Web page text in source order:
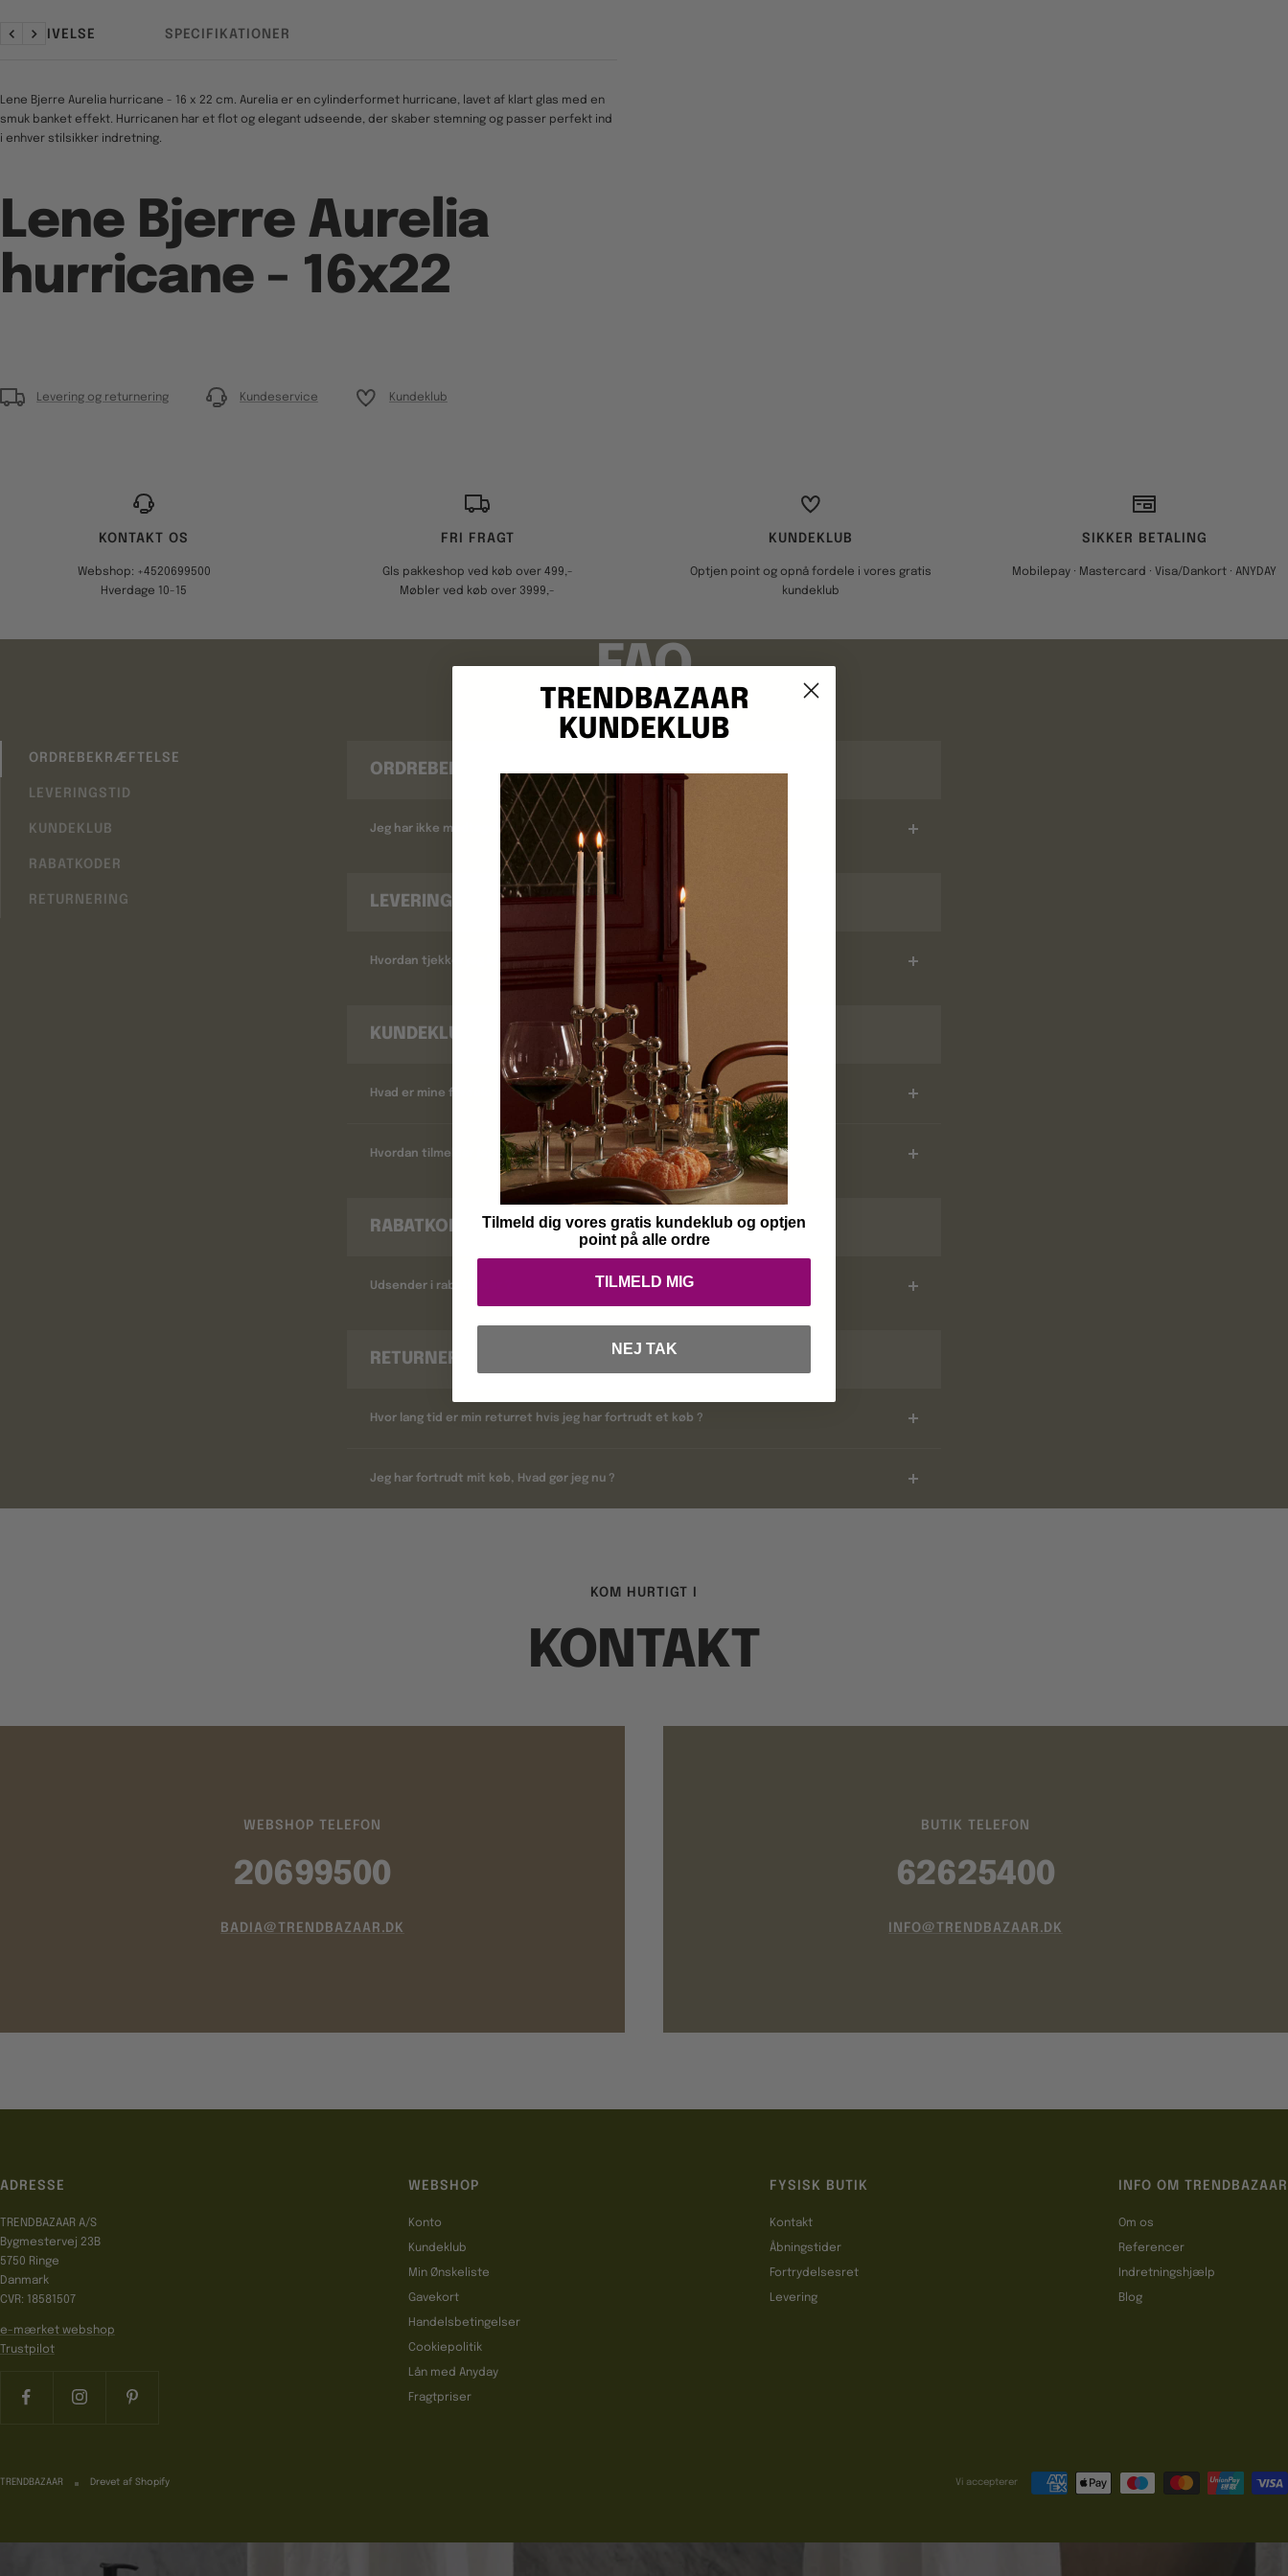
BESKRIVELSE SPECIFIKATIONER
ForrigeNæste
Lene Bjerre Aurelia hurricane - 16 x 22 cm. Aurelia er en cylinderformet hurricane, lavet af klart glas med en
smuk banket effekt. Hurricanen har et flot og elegant udseende, der skaber stemning og passer perfekt ind
i enhver stilsikker indretning.
Lene Bjerre Aurelia
hurricane - 16x22
Levering og returnering Kundeservice Kundeklub
KONTAKT OS
Webshop: +4520699500
Hverdage 10-15
FRI FRAGT
Gls pakkeshop ved køb over 499,-
Møbler ved køb over 3999,-
KUNDEKLUB
Optjen point og opnå fordele i vores gratis
kundeklub
SIKKER BETALING
Mobilepay · Mastercard · Visa/Dankort · ANYDAY
FAQ
ORDREBEKRÆFTELSE
LEVERINGSTID
KUNDEKLUB
RABATKODER
RETURNERING
ORDREBEKRÆFTELSE
Jeg har ikke modtaget en ordrebekræftelse ?
LEVERINGSTID
Hvordan tjekker jeg leveringstid ?
KUNDEKLUB
Hvad er mine fordele ?
Hvordan tilmelder jeg mig ?
RABATKODER
Udsender i rabatkoder ?
RETURNERING
Hvor lang tid er min returret hvis jeg har fortrudt et køb ?
Jeg har fortrudt mit køb, Hvad gør jeg nu ?
KOM HURTIGT I
KONTAKT
WEBSHOP TELEFON
20699500
BADIA@TRENDBAZAAR.DK
BUTIK TELEFON
62625400
INFO@TRENDBAZAAR.DK
ADRESSE
TRENDBAZAAR A/S
Bygmestervej 23B
5750 Ringe
Danmark
CVR: 18581507
e-mærket webshop
Trustpilot
WEBSHOP
Konto
Kundeklub
Min Ønskeliste
Gavekort
Handelsbetingelser
Cookiepolitik
Lån med Anyday
Fragtpriser
FYSISK BUTIK
Kontakt
Åbningstider
Fortrydelsesret
Levering
INFO OM TRENDBAZAAR
Om os
Referencer
Indretningshjælp
Blog
TRENDBAZAAR Drevet af Shopify Vi accepterer
TRENDBAZAAR
KUNDEKLUB
Tilmeld dig vores gratis kundeklub og optjen
point på alle ordre
TILMELD MIG
NEJ TAK